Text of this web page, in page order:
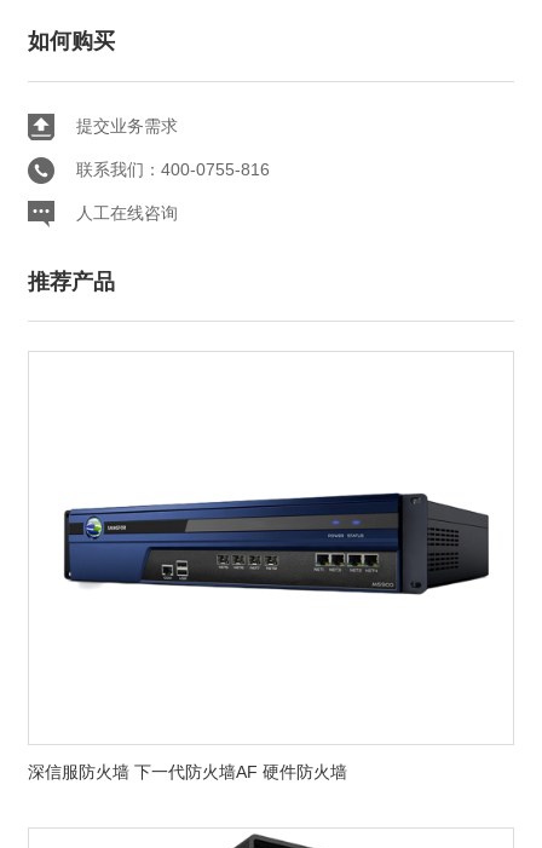
如何购买
提交业务需求
联系我们：400-0755-816
人工在线咨询
推荐产品
深信服防火墙 下一代防火墙AF 硬件防火墙